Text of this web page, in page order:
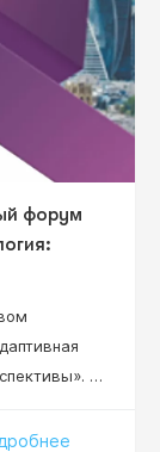
форум
В